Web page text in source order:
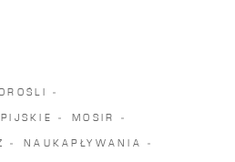
MOSIR
NAUKAPŁYWANIA